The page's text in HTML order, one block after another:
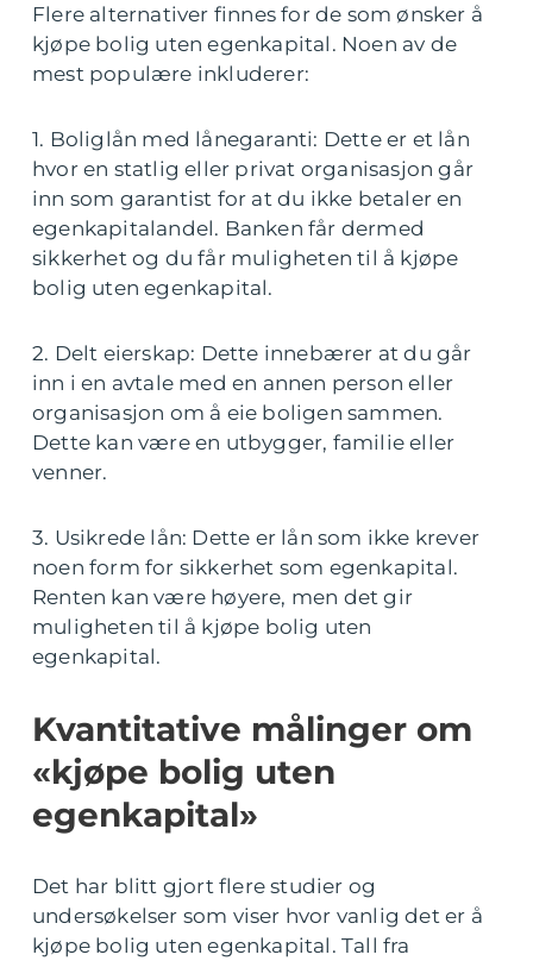
Flere alternativer finnes for de som ønsker å
kjøpe bolig uten egenkapital. Noen av de
mest populære inkluderer:
1. Boliglån med lånegaranti: Dette er et lån
hvor en statlig eller privat organisasjon går
inn som garantist for at du ikke betaler en
egenkapitalandel. Banken får dermed
sikkerhet og du får muligheten til å kjøpe
bolig uten egenkapital.
2. Delt eierskap: Dette innebærer at du går
inn i en avtale med en annen person eller
organisasjon om å eie boligen sammen.
Dette kan være en utbygger, familie eller
venner.
3. Usikrede lån: Dette er lån som ikke krever
noen form for sikkerhet som egenkapital.
Renten kan være høyere, men det gir
muligheten til å kjøpe bolig uten
egenkapital.
Kvantitative målinger om
«kjøpe bolig uten
egenkapital»
Det har blitt gjort flere studier og
undersøkelser som viser hvor vanlig det er å
kjøpe bolig uten egenkapital. Tall fra